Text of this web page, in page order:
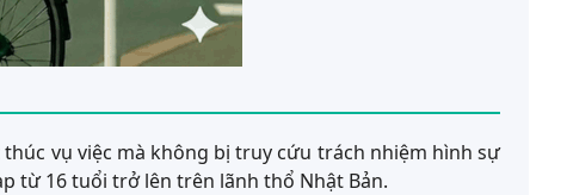
vụ việc mà không bị truy cứu trách nhiệm hình sự
từ 16 tuổi trở lên trên lãnh thổ Nhật Bản.